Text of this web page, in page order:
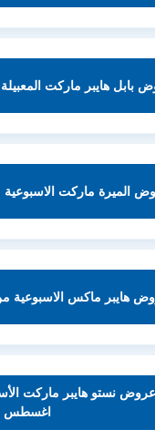
هايبر ماركت المعبيلة من 6 حتى 9
الميرة ماركت الاسبوعية من 6 حتى 8
هايبر ماكس الاسبوعية من 6 حتى 12
اغسطس